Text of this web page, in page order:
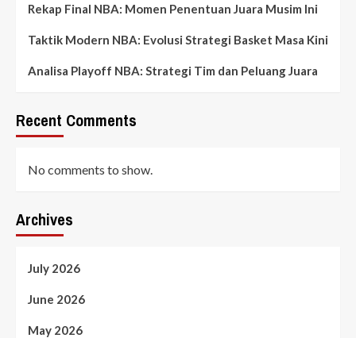
Rekap Final NBA: Momen Penentuan Juara Musim Ini
Taktik Modern NBA: Evolusi Strategi Basket Masa Kini
Analisa Playoff NBA: Strategi Tim dan Peluang Juara
Recent Comments
No comments to show.
Archives
July 2026
June 2026
May 2026